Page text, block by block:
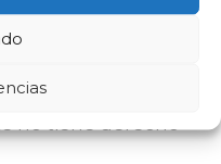
activa: